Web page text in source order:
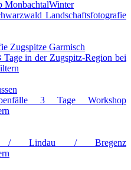
Landschaftsfotografie
in der Zugspitz-Region bei
3 Tage Workshop
/ Lindau / Bregenz